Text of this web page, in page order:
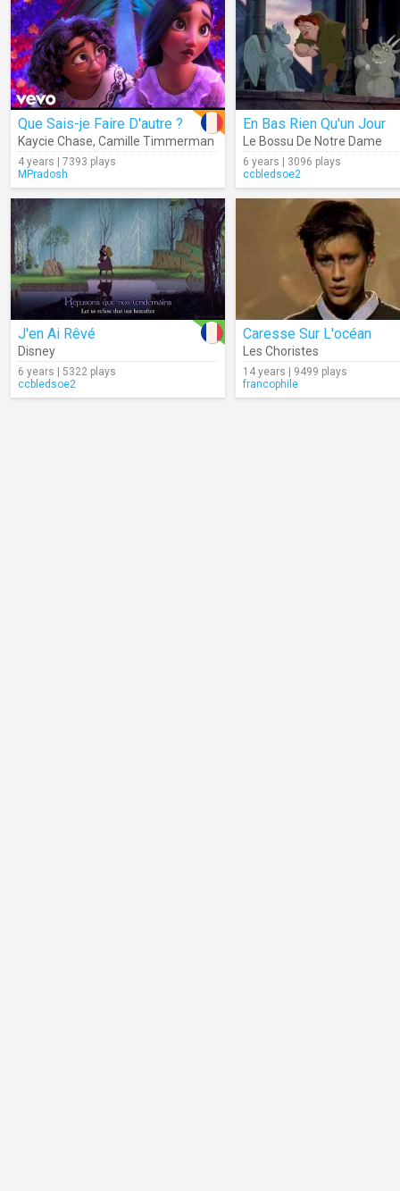
Que Sais-je Faire D'autre ?
Kaycie Chase, Camille Timmerman
4 years | 7393 plays
MPradosh
En Bas Rien Qu'un Jour
Le Bossu De Notre Dame
6 years | 3096 plays
ccbledsoe2
J'en Ai Rêvé
Disney
6 years | 5322 plays
ccbledsoe2
Caresse Sur L'océan
Les Choristes
14 years | 9499 plays
francophile